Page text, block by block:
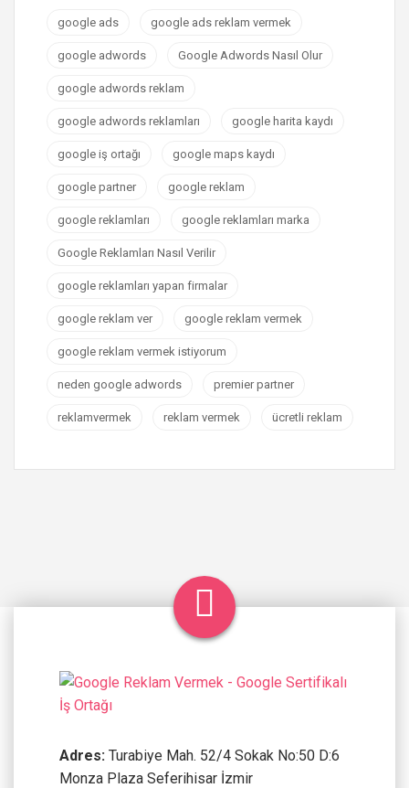
google ads google ads reklam vermek
google adwords Google Adwords Nasıl Olur
google adwords reklam
google adwords reklamları google harita kaydı
google iş ortağı google maps kaydı
google partner google reklam
google reklamları google reklamları marka
Google Reklamları Nasıl Verilir
google reklamları yapan firmalar
google reklam ver google reklam vermek
google reklam vermek istiyorum
neden google adwords premier partner
reklamvermek reklam vermek ücretli reklam
Adres: Turabiye Mah. 52/4 Sokak No:50 D:6
Monza Plaza Seferihisar İzmir